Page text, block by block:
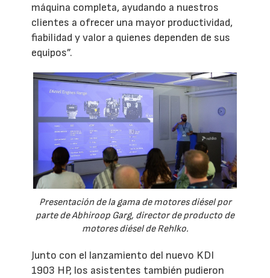
máquina completa, ayudando a nuestros
clientes a ofrecer una mayor productividad,
fiabilidad y valor a quienes dependen de sus
equipos”.
Presentación de la gama de motores diésel por
parte de Abhiroop Garg, director de producto de
motores diésel de Rehlko.
Junto con el lanzamiento del nuevo KDI
1903 HP, los asistentes también pudieron